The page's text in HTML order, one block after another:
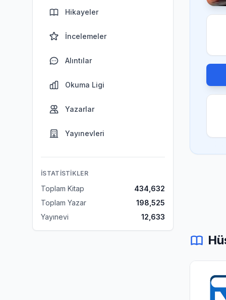
Hikayeler
İncelemeler
Alıntılar
Okuma Ligi
Yazarlar
Yayınevleri
İSTATISTIKLER
Toplam Kitap
434,632
Toplam Yazar
198,525
Yayınevi
12,633